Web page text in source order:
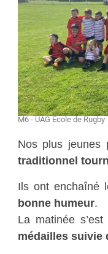
M6 - UAG École de Rugby
Nos plus jeunes
traditionnel
Ils ont enchaîné
bonne humeur.
La matinée
médailles suivie